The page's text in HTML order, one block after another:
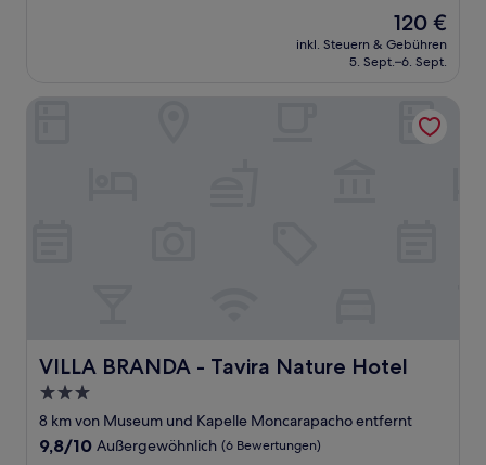
Der
Preis
beträgt
120 €
inkl. Steuern & Gebühren
5. Sept.–6. Sept.
VILLA BRANDA - Tavira Nature Hotel
VILLA BRANDA - Tavira Nature Hotel
3.0-
Sterne-
Unterkunft
8 km von Museum und Kapelle Moncarapacho entfernt
9.8
9,8/10 Außergewöhnlich (6 Bewertungen)